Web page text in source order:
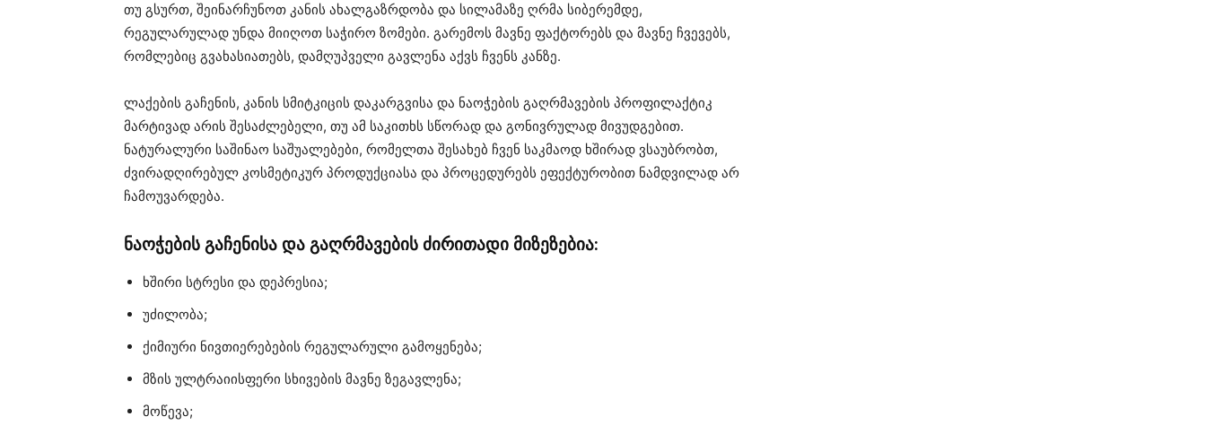
თუ გსურთ, შეინარჩუნოთ კანის ახალგაზრდობა და სილამაზე ღრმა სიბერემდე,
რეგულარულად უნდა მიიღოთ საჭირო ზომები. გარემოს მავნე ფაქტორებს და მავნე ჩვევებს,
რომლებიც გვახასიათებს, დამღუპველი გავლენა აქვს ჩვენს კანზე.
ლაქების გაჩენის, კანის სმიტკიცის დაკარგვისა და ნაოჭების გაღრმავების პროფილაქტიკ
მარტივად არის შესაძლებელი, თუ ამ საკითხს სწორად და გონივრულად მივუდგებით.
ნატურალური საშინაო საშუალებები, რომელთა შესახებ ჩვენ საკმაოდ ხშირად ვსაუბრობთ,
ძვირადღირებულ კოსმეტიკურ პროდუქციასა და პროცედურებს ეფექტურობით ნამდვილად არ
ჩამოუვარდება.
ნაოჭების გაჩენისა და გაღრმავების ძირითადი მიზეზებია:
ხშირი სტრესი და დეპრესია;
უძილობა;
ქიმიური ნივთიერებების რეგულარული გამოყენება;
მზის ულტრაიისფერი სხივების მავნე ზეგავლენა;
მოწევა;